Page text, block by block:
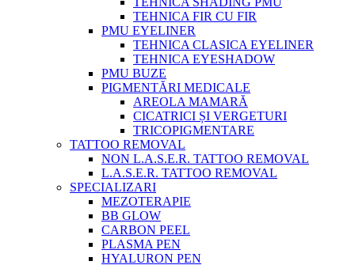
TEHNICA FIR CU FIR
PMU EYELINER
TEHNICA CLASICA EYELINER
TEHNICA EYESHADOW
PMU BUZE
PIGMENTĂRI MEDICALE
AREOLA MAMARĂ
CICATRICI ȘI VERGETURI
TRICOPIGMENTARE
TATTOO REMOVAL
NON L.A.S.E.R. TATTOO REMOVAL
L.A.S.E.R. TATTOO REMOVAL
SPECIALIZARI
MEZOTERAPIE
BB GLOW
CARBON PEEL
PLASMA PEN
HYALURON PEN